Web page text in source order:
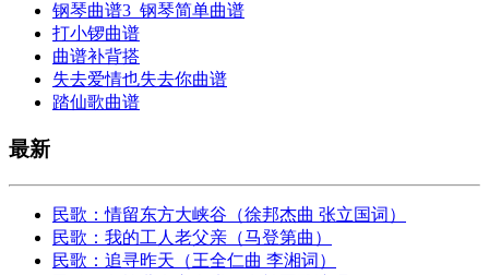
钢琴曲谱3_钢琴简单曲谱
打小锣曲谱
曲谱补背搭
失去爱情也失去你曲谱
踏仙歌曲谱
最新
民歌：情留东方大峡谷（徐邦杰曲 张立国词）
民歌：我的工人老父亲（马登第曲）
民歌：追寻昨天（王全仁曲 李湘词）